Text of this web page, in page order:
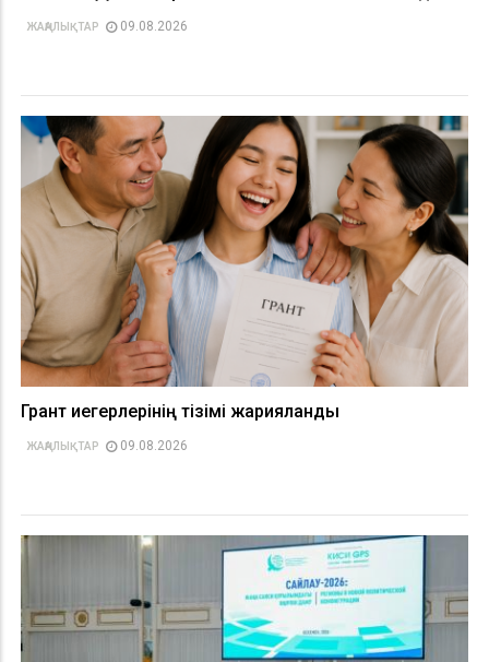
ЖАҢАЛЫҚТАР 09.08.2026
Грант иегерлерінің тізімі жарияланды
ЖАҢАЛЫҚТАР 09.08.2026